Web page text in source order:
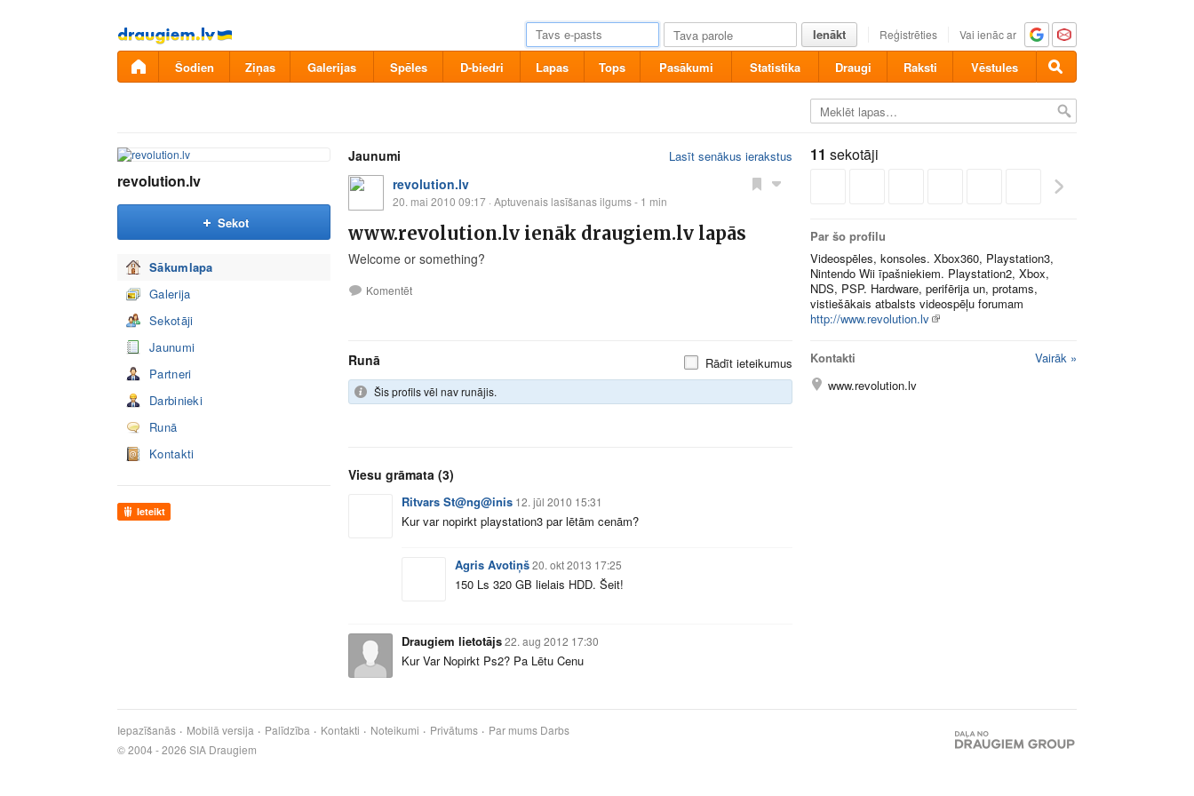
Pāriet
uz
saturu
Ienākt Reģistrēties Vai ienāc ar
Šodien Ziņas Galerijas Spēles D-biedri Lapas Tops Pasākumi Statistika Draugi Raksti Vēstules
revolution.lv
Sekot
Sākumlapa
Galerija
Sekotāji
Jaunumi
Partneri
Darbinieki
Runā
Kontakti
Ieteikt
Jaunumi Lasīt senākus ierakstus
revolution.lv
20. mai 2010 09:17 · Aptuvenais lasīšanas ilgums - 1 min
www.revolution.lv ienāk draugiem.lv lapās
Welcome or something?
Komentēt
Runā Rādīt ieteikumus
Šis profils vēl nav runājis.
Viesu grāmata (3)
Ritvars St@ng@inis 12. jūl 2010 15:31
Kur var nopirkt playstation3 par lētām cenām?
Agris Avotiņš20. okt 2013 17:25
150 Ls 320 GB lielais HDD. Šeit!
Draugiem lietotājs22. aug 2012 17:30
Kur Var Nopirkt Ps2? Pa Lētu Cenu
11 sekotāji
Par šo profilu
Videospēles, konsoles. Xbox360, Playstation3,
Nintendo Wii īpašniekiem. Playstation2, Xbox,
NDS, PSP. Hardware, perifērija un, protams,
vistiešākais atbalsts videospēļu forumam
http://www.revolution.lv
Kontakti
Vairāk »
www.revolution.lv
Iepazīšanās Mobilā versija Palīdzība Kontakti Noteikumi Privātums Par mums Darbs
© 2004 - 2026 SIA Draugiem